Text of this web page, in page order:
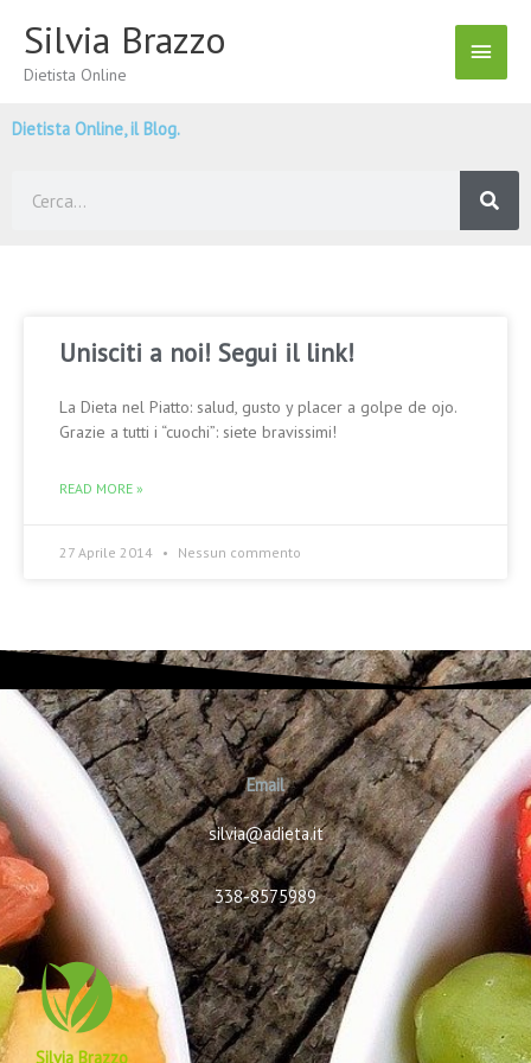
contenuto
Silvia Brazzo
Dietista Online
Menu
Dietista Online, il Blog.
Unisciti a noi! Segui il link!
La Dieta nel Piatto: salud, gusto y placer a golpe de ojo.
Grazie a tutti i “cuochi”: siete bravissimi!
READ MORE »
27 Aprile 2014 Nessun commento
Email
silvia@adieta.it
338-8575989
Silvia Brazzo